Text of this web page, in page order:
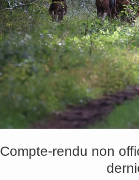
Compte-rendu non